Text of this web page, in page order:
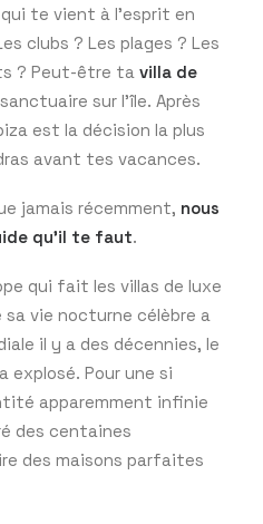
te vient à l’esprit en
clubs ? Les plages ? Les
? Peut-être ta villa de
sur l’île. Après
est la décision la plus
avant tes vacances.
jamais récemment, nous
qu’il te faut.
qui fait les villas de luxe
sa vie nocturne célèbre a
il y a des décennies, le
explosé. Pour une si
apparemment infinie
des centaines
des maisons parfaites